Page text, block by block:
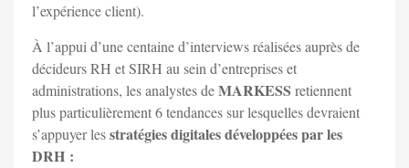
l’expérience client).
À l’appui d’une centaine d’interviews réalisées auprès de
décideurs RH et SIRH au sein d’entreprises et
administrations, les analystes deMARKESS retiennent
plus particulièrement 6 tendances sur lesquelles devraient
s’appuyer lesstratégies digitales développées par les
DRH :